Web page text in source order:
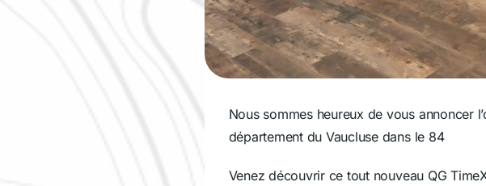
Nous sommes heureux de vous annoncer
département du Vaucluse dans le 84
Venez découvrir ce tout nouveau QG